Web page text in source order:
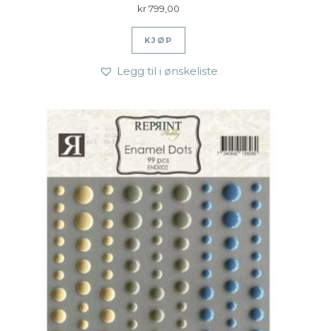
kr799,00
KJØP
Legg til i ønskeliste